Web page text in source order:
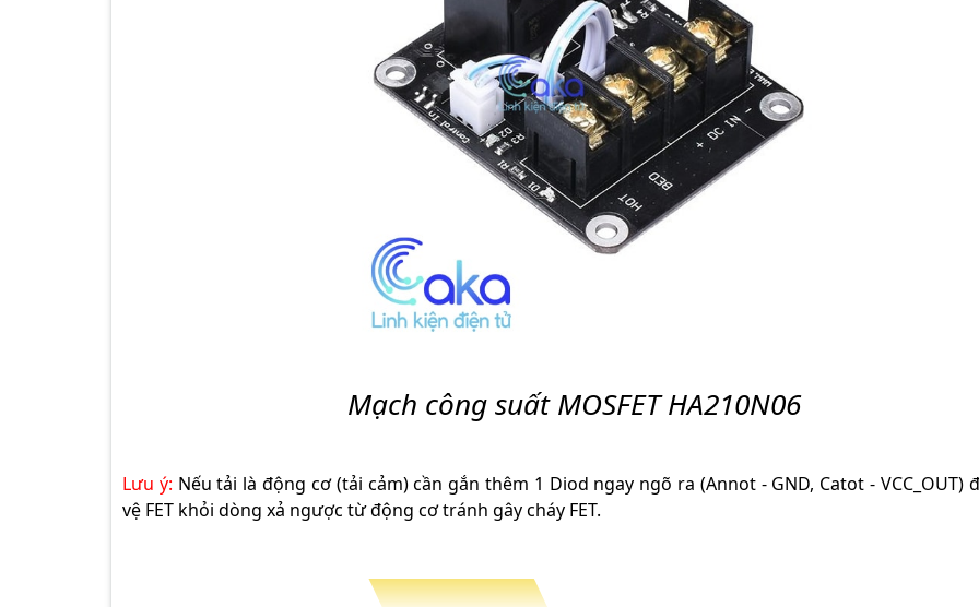
Mạch công suất MOSFET HA210N06
Lưu ý: Nếu tải là động cơ (tải cảm) cần gắn thêm 1 Diod ngay ngõ ra (Annot - GND, Catot - VCC_OUT)
vệ FET khỏi dòng xả ngược từ động cơ tránh gây cháy FET.